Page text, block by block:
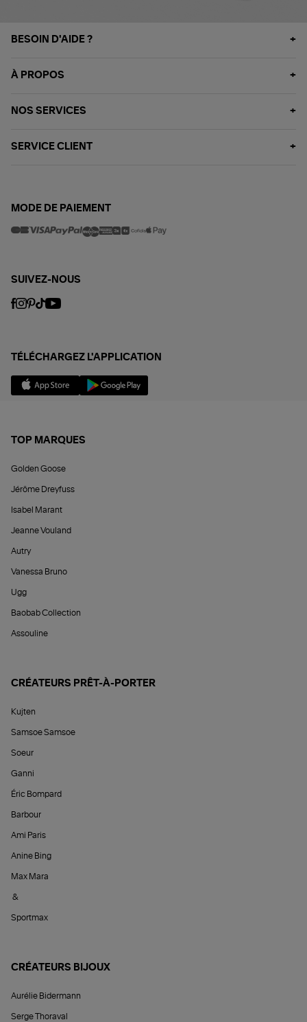
BESOIN D'AIDE ?
À PROPOS
NOS SERVICES
SERVICE CLIENT
MODE DE PAIEMENT
SUIVEZ-NOUS
TÉLÉCHARGEZ L'APPLICATION
TOP MARQUES
Golden Goose
Jérôme Dreyfuss
Isabel Marant
Jeanne Vouland
Autry
Vanessa Bruno
Ugg
Baobab Collection
Assouline
CRÉATEURS PRÊT-À-PORTER
Kujten
Samsoe Samsoe
Soeur
Ganni
Éric Bompard
Barbour
Ami Paris
Anine Bing
Max Mara
&
Sportmax
CRÉATEURS BIJOUX
Aurélie Bidermann
Serge Thoraval